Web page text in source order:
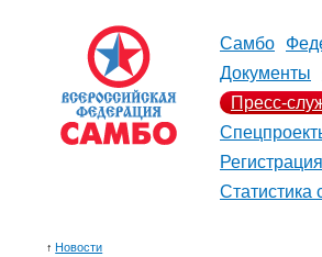
Самбо
Документы
Пресс-
Регистрация
Статистика
↑ Новости